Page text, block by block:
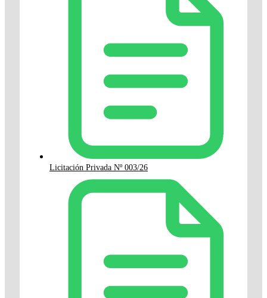
Licitación Privada Nº 003/26